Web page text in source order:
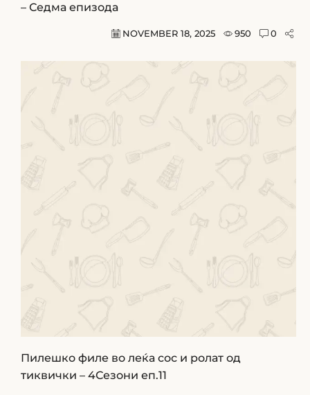
– Седма епизода
NOVEMBER 18, 2025 950 0
Пилешко филе во леќа сос и ролат од
тиквички – 4Сезони еп.11